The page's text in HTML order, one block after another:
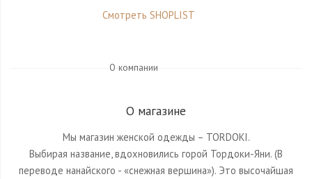
Смотреть SHOPLIST
О компании
О магазине
Мы магазин женской одежды – TORDOKI.
Выбирая название, вдохновились горой Тордоки-Яни. (В
переводе нанайского - «снежная вершина»). Это высочайшая